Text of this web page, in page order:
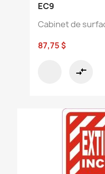
EC9
Cabinet de
87,75 $
compare_arrows